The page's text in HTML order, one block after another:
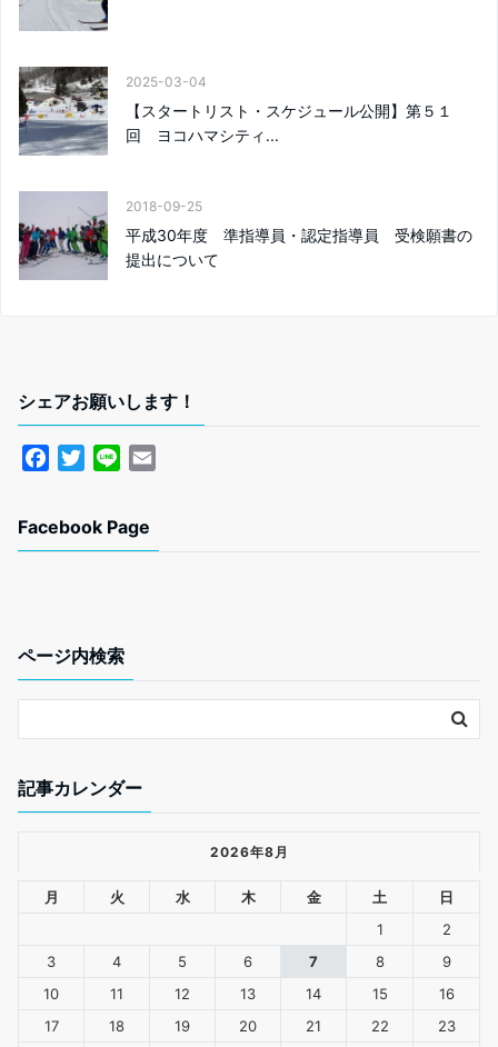
2025-03-04
【スタートリスト・スケジュール公開】第５１
回 ヨコハマシティ...
2018-09-25
平成30年度 準指導員・認定指導員 受検願書の
提出について
シェアお願いします！
e
t
e
Facebook Page
ページ内検索
記事カレンダー
2026年8月
月 火 水 木 金 土 日
1
2
3
4 5 6 7 8
9
10
11 12 13 14 15
16
17
18 19 20 21 22
23